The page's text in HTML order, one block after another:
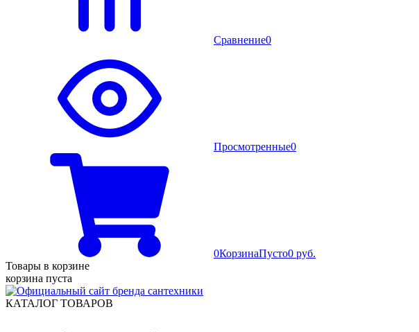
Сравнение0
Просмотренные0
0КорзинаПусто0 руб.
Товары в корзине
корзина пуста
КАТАЛОГ ТОВАРОВ